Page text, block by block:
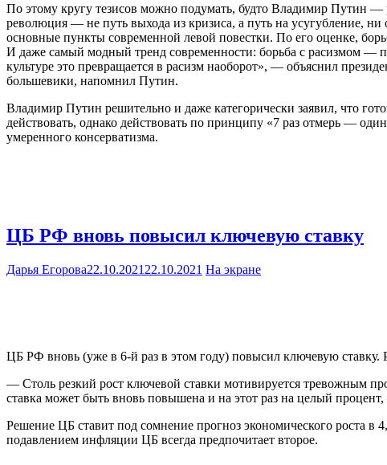
По этому кругу тезисов можно подумать, будто Владимир Путин
революция — не путь выхода из кризиса, а путь на усугубление, ни
основные пункты современной левой повестки. По его оценке,
И даже самый модный тренд современности: борьба с расизмом —
культуре это превращается в расизм наоборот», — объяснил
большевики, напомнил Путин.
Владимир Путин решительно и даже категорически заявил, что
действовать, однако действовать по принципу «7 раз отмерь —
умеренного консерватизма.
ЦБ РФ вновь повысил ключевую ставку
Дарья Егорова22.10.2021 22.10.2021 На экране
ЦБ РФ вновь (уже в 6-й раз в этом году) повысил ключевую
— Столь резкий рост ключевой ставки мотивируется тревожным
ставка может быть вновь повышена и на этот раз на целый
Решение ЦБ ставит под сомнение прогноз экономического роста
подавлением инфляции ЦБ всегда предпочитает второе.